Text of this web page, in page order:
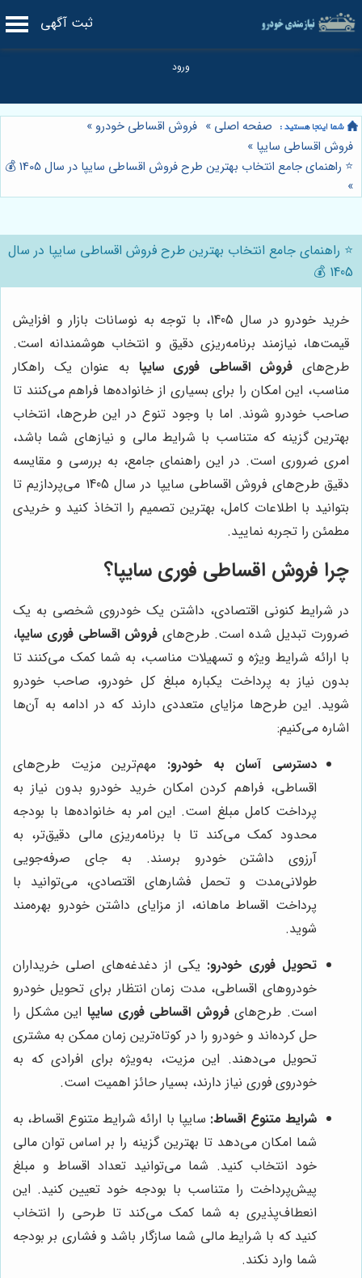
ثبت آگهی
صفحه اصلی » فروش اقساطی خودرو »
فروش اقساطی سایپا »
⭐️ راهنمای جامع انتخاب بهترین طرح فروش اقساطی سایپا در سال 1405 💰
»
⭐️ راهنمای جامع انتخاب بهترین طرح فروش اقساطی سایپا در سال
1405 💰
خرید خودرو در سال 1405، با توجه به نوسانات بازار و افزایش
قیمت‌ها، نیازمند برنامه‌ریزی دقیق و انتخاب هوشمندانه است.
طرح‌های فروش اقساطی فوری سایپا به عنوان یک راهکار
مناسب، این امکان را برای بسیاری از خانواده‌ها فراهم می‌کنند تا
صاحب خودرو شوند. اما با وجود تنوع در این طرح‌ها، انتخاب
بهترین گزینه که متناسب با شرایط مالی و نیازهای شما باشد،
امری ضروری است. در این راهنمای جامع، به بررسی و مقایسه
دقیق طرح‌های فروش اقساطی سایپا در سال 1405 می‌پردازیم تا
بتوانید با اطلاعات کامل، بهترین تصمیم را اتخاذ کنید و خریدی
مطمئن را تجربه نمایید.
چرا فروش اقساطی فوری سایپا؟
در شرایط کنونی اقتصادی، داشتن یک خودروی شخصی به یک
ضرورت تبدیل شده است. طرح‌های فروش اقساطی فوری سایپا،
با ارائه شرایط ویژه و تسهیلات مناسب، به شما کمک می‌کنند تا
بدون نیاز به پرداخت یکباره مبلغ کل خودرو، صاحب خودرو
شوید. این طرح‌ها مزایای متعددی دارند که در ادامه به آن‌ها
اشاره می‌کنیم:
دسترسی آسان به خودرو: مهم‌ترین مزیت طرح‌های
اقساطی، فراهم کردن امکان خرید خودرو بدون نیاز به
پرداخت کامل مبلغ است. این امر به خانواده‌ها با بودجه
محدود کمک می‌کند تا با برنامه‌ریزی مالی دقیق‌تر، به
آرزوی داشتن خودرو برسند. به جای صرفه‌جویی
طولانی‌مدت و تحمل فشارهای اقتصادی، می‌توانید با
پرداخت اقساط ماهانه، از مزایای داشتن خودرو بهره‌مند
شوید.
تحویل فوری خودرو: یکی از دغدغه‌های اصلی خریداران
خودروهای اقساطی، مدت زمان انتظار برای تحویل خودرو
است. طرح‌هایفروش اقساطی فوری سایپا این مشکل را
حل کرده‌اند و خودرو را در کوتاه‌ترین زمان ممکن به مشتری
تحویل می‌دهند. این مزیت، به‌ویژه برای افرادی که به
خودروی فوری نیاز دارند، بسیار حائز اهمیت است.
شرایط متنوع اقساط: سایپا با ارائه شرایط متنوع اقساط، به
شما امکان می‌دهد تا بهترین گزینه را بر اساس توان مالی
خود انتخاب کنید. شما می‌توانید تعداد اقساط و مبلغ
پیش‌پرداخت را متناسب با بودجه خود تعیین کنید. این
انعطاف‌پذیری به شما کمک می‌کند تا طرحی را انتخاب
کنید که با شرایط مالی شما سازگار باشد و فشاری بر بودجه
شما وارد نکند.